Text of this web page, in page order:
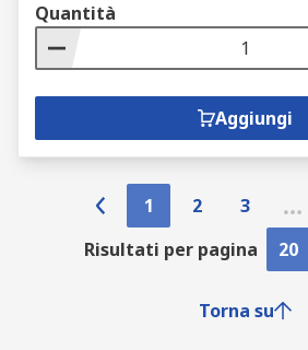
Quantità
Aggiungi
1 2 3
Risultati per pagina
20
Torna su